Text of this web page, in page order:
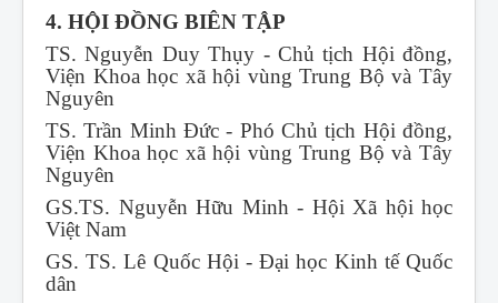
4. HỘI ĐỒNG BIÊN TẬP
TS. Nguyễn Duy Thụy - Chủ tịch Hội đồng,
Viện Khoa học xã hội vùng Trung Bộ và Tây
Nguyên
TS. Trần Minh Đức - Phó Chủ tịch Hội đồng,
Viện Khoa học xã hội vùng Trung Bộ và Tây
Nguyên
GS.TS. Nguyễn Hữu Minh - Hội Xã hội học
Việt Nam
GS. TS. Lê Quốc Hội - Đại học Kinh tế Quốc
dân